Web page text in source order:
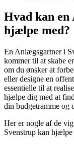
Hvad kan
hjælpe med?
En Anlægsgartner i
kommer til at skabe
om du ønsker at
eller designe en
essentielle til at
hjælpe dig med at
din budgetramme og
Her er nogle af de
Svenstrup kan hjælpe